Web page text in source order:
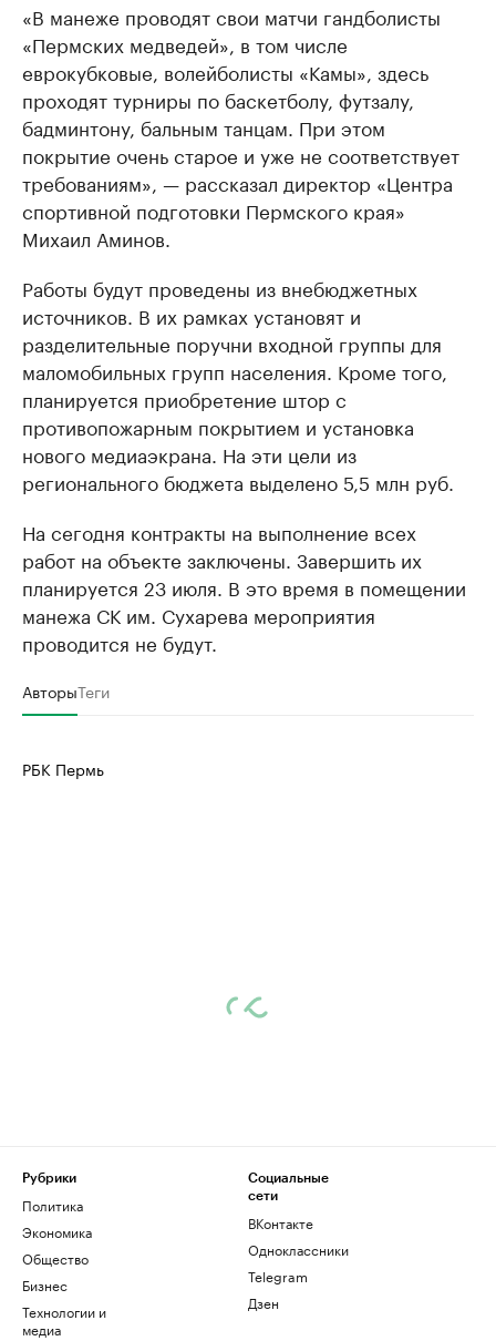
«В манеже проводят свои матчи гандболисты
«Пермских медведей», в том числе
еврокубковые, волейболисты «Камы», здесь
проходят турниры по баскетболу, футзалу,
бадминтону, бальным танцам. При этом
покрытие очень старое и уже не соответствует
требованиям», — рассказал директор «Центра
спортивной подготовки Пермского края»
Михаил Аминов.
Работы будут проведены из внебюджетных
источников. В их рамках установят и
разделительные поручни входной группы для
маломобильных групп населения. Кроме того,
планируется приобретение штор с
противопожарным покрытием и установка
нового медиаэкрана. На эти цели из
регионального бюджета выделено 5,5 млн руб.
На сегодня контракты на выполнение всех
работ на объекте заключены. Завершить их
планируется 23 июля. В это время в помещении
манежа СК им. Сухарева мероприятия
проводится не будут.
АвторыТеги
РБК Пермь
Рубрики
Политика
Экономика
Общество
Бизнес
Технологии и
медиа
Социальные
сети
ВКонтакте
Одноклассники
Telegram
Дзен